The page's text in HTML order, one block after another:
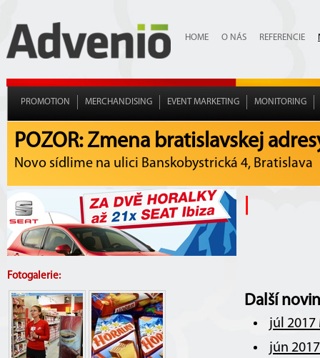
HOME O NÁS REFERENCIE
PROMOTION MERCHANDISING EVENT MARKETING MONITORING
POZOR: Zmena bratislavskej
Novo sídlime na ulici Banskobystrická 4, Bratislava
Fotogalerie:
Další
júl 2017
jún